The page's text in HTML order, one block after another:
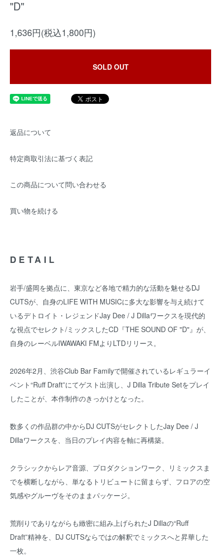
"D"
1,636円(税込1,800円)
SOLD OUT
返品について
特定商取引法に基づく表記
この商品について問い合わせる
買い物を続ける
DETAIL
岩手/盛岡を拠点に、東京など各地で精力的な活動を魅せるDJ
CUTSが、自身のLIFE WITH MUSICに多大な影響を与え続けて
いるデトロイト・レジェンドJay Dee / J Dillaワークスを現代的
な視点でセレクト/ミックスしたCD『THE SOUND OF "D"』が、
自身のレーベルIWAWAKI FMよりLTDリリース。
2026年2月、渋谷Club Bar Familyで開催されているレギュラーイ
ベント“Ruff Draft”にてゲスト出演し、J Dilla Tribute Setをプレイ
したことが、本作制作のきっかけとなった。
数多くの作品群の中からDJ CUTSがセレクトしたJay Dee / J
Dillaワークスを、当日のプレイ内容を軸に再構築。
クラシックからレア音源、プロダクションワーク、リミックスま
でを横断しながら、単なるトリビュートに留まらず、フロアの空
気感やグルーヴをそのままパッケージ。
荒削りでありながらも緻密に組み上げられたJ Dillaの“Ruff
Draft”精神を、DJ CUTSならではの解釈でミックスへと昇華した
一枚。